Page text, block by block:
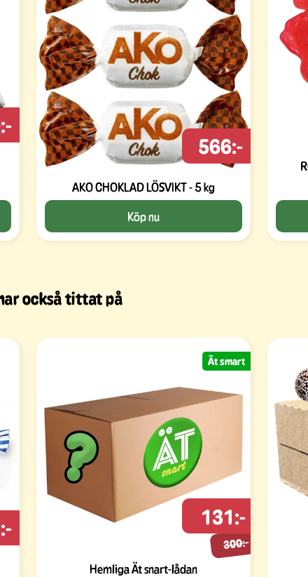
AKO CHOKLAD LÖSVIKT - 5 kg
566:-
Köp nu
också tittat på
Hemliga Ät snart-lådan
300:-
131:-
Ät smart